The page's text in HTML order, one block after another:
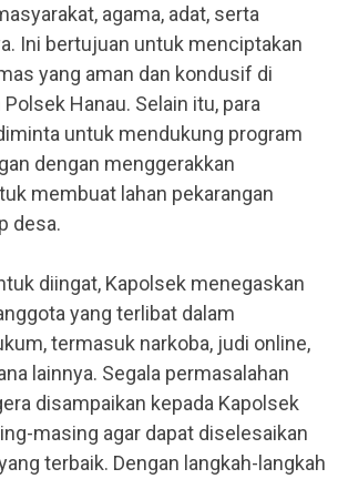
agama, adat, serta
Ini bertujuan untuk menciptakan
yang aman dan kondusif di
Hanau. Selain itu, para
untuk mendukung program
dengan menggerakkan
membuat lahan pekarangan
desa.
diingat, Kapolsek menegaskan
yang terlibat dalam
termasuk narkoba, judi online,
lainnya. Segala permasalahan
disampaikan kepada Kapolsek
masing agar dapat diselesaikan
terbaik. Dengan langkah-langkah